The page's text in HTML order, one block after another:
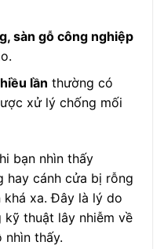
sàn gỗ công nghiệp
lần thường có
xử lý chống mối
bạn nhìn thấy
hay cánh cửa bị rỗng
xa. Đây là lý do
kỹ thuật lây nhiễm về
nhìn thấy.